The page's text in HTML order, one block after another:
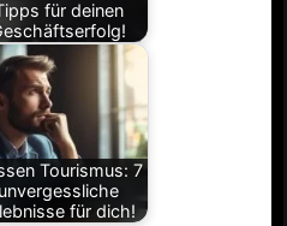
für deinen
Tourismus: 7
unvergessliche
für dich!